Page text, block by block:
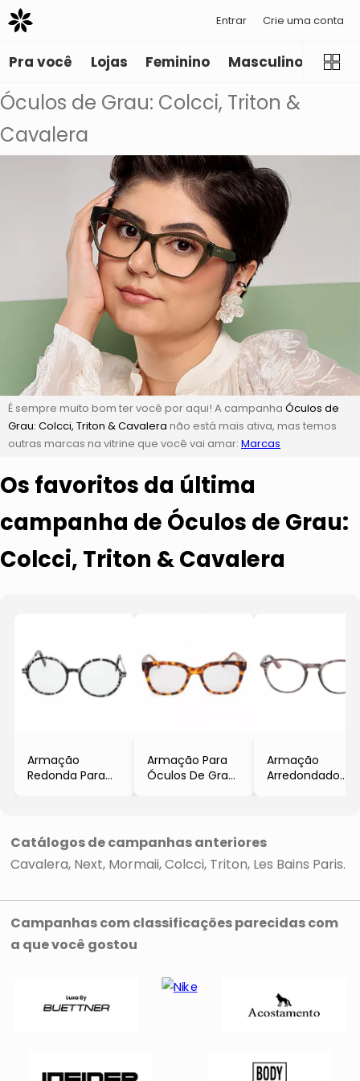
Entrar Crie uma conta
Pra você Lojas Feminino Masculino
Óculos de Grau: Colcci, Triton &
Cavalera
É sempre muito bom ter você por aqui! A campanha Óculos de
Grau: Colcci, Triton & Cavalera não está mais ativa, mas temos
outras marcas na vitrine que você vai amar: Marcas
Os favoritos da última
campanha de Óculos de Grau:
Colcci, Triton & Cavalera
Armação
Redonda Para
Armação Para
Óculos De Grau
- Les Bains Paris
Armação
Arredondado
Catálogos de campanhas anteriores
Cavalera Next Mormaii Colcci Triton Les Bains Paris
Campanhas com classificações parecidas com
a que você gostou